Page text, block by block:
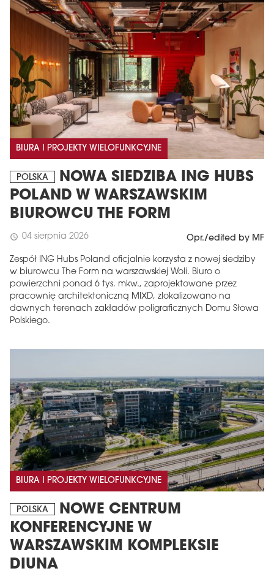
BIURA I PROJEKTY WIELOFUNKCYJNE
POLSKA
NOWA SIEDZIBA ING HUBS
POLAND W WARSZAWSKIM
BIUROWCU THE FORM
schedule 04 sierpnia 2026 Opr./edited by MF
Zespół ING Hubs Poland oficjalnie korzysta z nowej siedziby
w biurowcu The Form na warszawskiej Woli. Biuro o
powierzchni ponad 6 tys. mkw., zaprojektowane przez
pracownię architektoniczną MIXD, zlokalizowano na
dawnych terenach zakładów poligraficznych Domu Słowa
Polskiego.
BIURA I PROJEKTY WIELOFUNKCYJNE
POLSKA
NOWE CENTRUM
KONFERENCYJNE W
WARSZAWSKIM KOMPLEKSIE
DIUNA